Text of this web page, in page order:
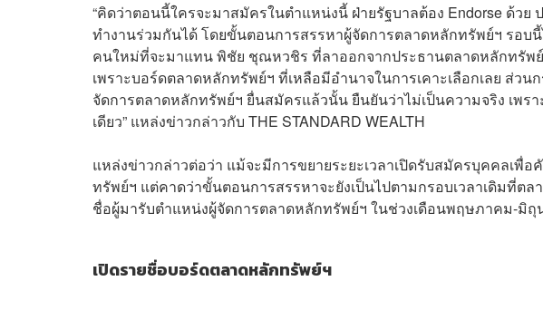
“คิดว่าตอนนี้ใครจะมาสมัครในตำแหน่งนี้ ฝ่ายรัฐบาลต้อง Endorse ด้ว
ทำงานร่วมกันได้ โดยขั้นตอนการสรรหาผู้จัดการตลาดหลักทรัพย์ฯ รอบ
คนใหม่ที่จะมาแทน พิชัย ชุณหวชิร ที่ลาออกจากประธานตลาดหลักทรัพย์
เพราะบอร์ดตลาดหลักทรัพย์ฯ ที่เหลือมีอำนาจในการเคาะเลือกเลย ส่
จัดการตลาดหลักทรัพย์ฯ ยื่นสมัครแล้วนั้น ยืนยันว่าไม่เป็นความจริง เพ
เดียว” แหล่งข่าวกล่าวกับ THE STANDARD WEALTH
แหล่งข่าวกล่าวต่อว่า แม้จะมีการขยายระยะเวลาเปิดรับสมัครบุคคลเพื่อ
ทรัพย์ฯ แต่คาดว่าขั้นตอนการสรรหาจะยังเป็นไปตามกรอบเวลาเดิมที่ต
ชื่อผู้มารับตำแหน่งผู้จัดการตลาดหลักทรัพย์ฯ ในช่วงเดือนพฤษภาคม-มิถุ
เปิดรายชื่อบอร์ดตลาดหลักทรัพย์ฯ